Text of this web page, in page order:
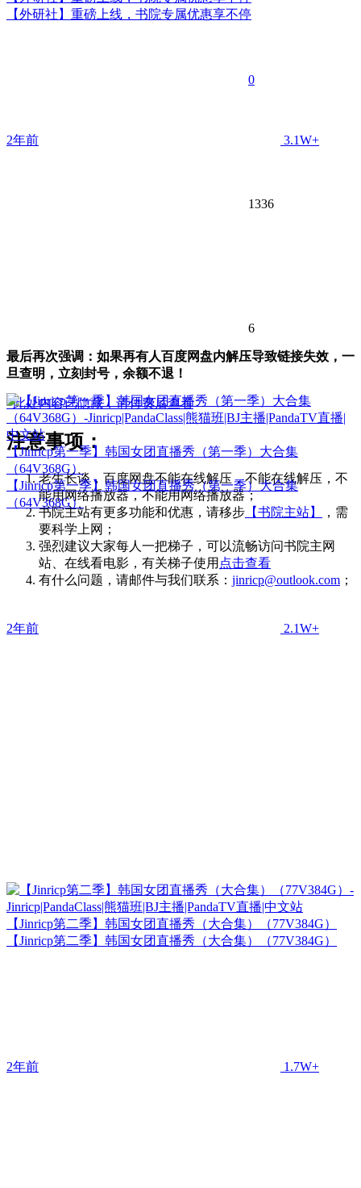
0
1336
6
最后再次强调：如果再有人百度网盘内解压导致链接失效，一
旦查明，立刻封号，余额不退！
此处内容已隐藏，请付费后查看
注意事项：
老生长谈，百度网盘不能在线解压，不能在线解压，不
能用网络播放器，不能用网络播放器；
书院主站有更多功能和优惠，请移步 【书院主站】
，需
要科学上网；
强烈建议大家每人一把梯子，可以流畅访问书院主网
站、在线看电影，有关梯子使用 点击查看
有什么问题，请邮件与我们联系： jinricp@outlook.com ；
【外研社】重磅上线，书院专属优惠享不停
2年前 3.1W+
【Jinricp第一季】韩国女团直播秀（第一季）大合集
（64V368G）
【Jinricp第一季】韩国女团直播秀（第一季）大合集
（64V368G）
2年前 2.1W+
【Jinricp第二季】韩国女团直播秀（大合集）（77V384G）
【Jinricp第二季】韩国女团直播秀（大合集）（77V384G）
2年前 1.7W+